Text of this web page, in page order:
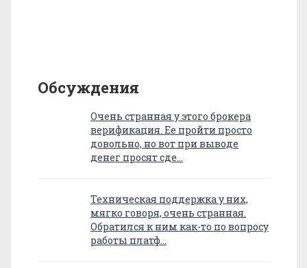
Обсуждения
Очень странная у этого брокера
верификация. Ее пройти просто
довольно, но вот при выводе
денег просят сде…
Техническая поддержка у них,
мягко говоря, очень странная.
Обратился к ним как-то по вопросу
работы платф…